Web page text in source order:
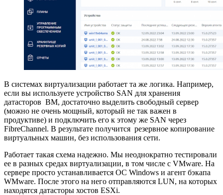
В системах виртуализации работает та же логика. Например,
если вы используете устройство SAN для хранения
датасторов ВМ, достаточно выделить свободный сервер
(можно не очень мощный, который не так важен в
продуктиве) и подключить его к этому же SAN через
FibreChannel. В результате получится резервное копирование
виртуальных машин, без использования сети.
Работает такая схема надежно. Мы неоднократно тестировали
ее в разных средах виртуализации, в том числе c VMware. На
сервере просто устанавливается ОС Windows и агент бэкапа
WMware. После этого на него отправляются LUN, на которых
находятся датасторы хостов ESXi.